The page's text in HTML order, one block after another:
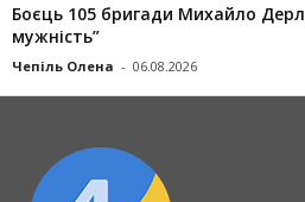
Боєць 105 бригади Михайло
мужність”
Чепіль Олена - 06.08.2026